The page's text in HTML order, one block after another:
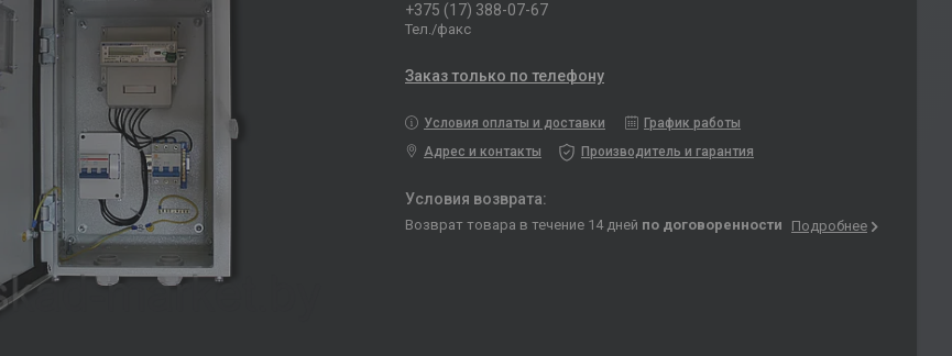
+375 (17) 388-07-67
Тел./факс
Заказ только по телефону
Условия оплаты и доставки
График работы
Адрес и контакты
Производитель и гарантия
возврат товара в течение 14 дней по договоренности Подробнее